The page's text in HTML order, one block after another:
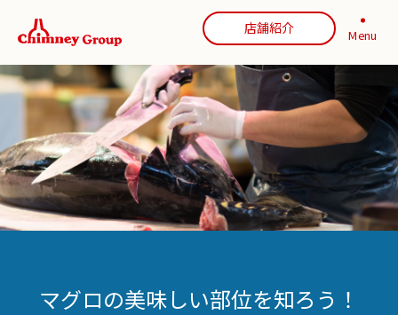
店舗紹介 Menu
マグロの美味しい部位を知ろう！